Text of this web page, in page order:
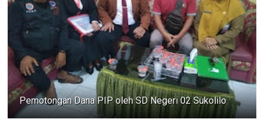
Pemotongan Dana PIP oleh SD Negeri 02 Sukolilo